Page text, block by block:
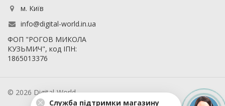
м. Київ
info@digital-world.in.ua
ФОП "РОГОВ МИКОЛА
КУЗЬМИЧ", код ІПН:
1865013376
© 2026 Digital-World
Служба підтримки магазину